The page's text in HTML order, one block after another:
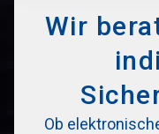
Wir
Ob